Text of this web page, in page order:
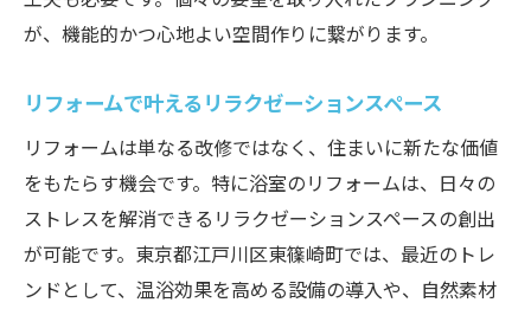
心身を癒すバスタイムのための設備選び
江戸川区の実例に見る浴室リフォーム成功の秘
専門家による施工のポイント
DIYで手軽にできるリフォームアイデア
長く使える浴室の設計と選び方
快適性を高めるためのリフォーム計画
が、機能的かつ心地よい空間作りに繋がります。
リフォームで叶えるリラクゼーションスペース
リフォームは単なる改修ではなく、住まいに新たな価値
をもたらす機会です。特に浴室のリフォームは、日々の
ストレスを解消できるリラクゼーションスペースの創出
が可能です。東京都江戸川区東篠崎町では、最近のトレ
ンドとして、温浴効果を高める設備の導入や、自然素材